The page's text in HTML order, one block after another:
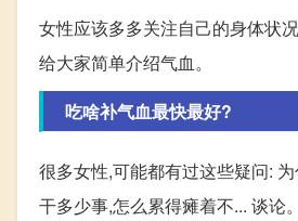
女性应该多多关注自己的身体状
给大家简单介绍气血。
吃啥补气血最快最好?
很多女性,可能都有过这些疑问:
干多少事,怎么累得瘫着不... 谈论。